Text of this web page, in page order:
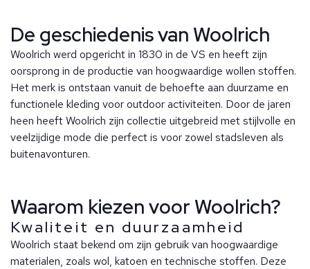
De geschiedenis van Woolrich
Woolrich werd opgericht in 1830 in de VS en heeft zijn
oorsprong in de productie van hoogwaardige wollen stoffen.
Het merk is ontstaan vanuit de behoefte aan duurzame en
functionele kleding voor outdoor activiteiten. Door de jaren
heen heeft Woolrich zijn collectie uitgebreid met stijlvolle en
veelzijdige mode die perfect is voor zowel stadsleven als
buitenavonturen.
Waarom kiezen voor Woolrich?
Kwaliteit en duurzaamheid
Woolrich staat bekend om zijn gebruik van hoogwaardige
materialen, zoals wol, katoen en technische stoffen. Deze